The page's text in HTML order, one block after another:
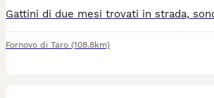
Fornovo di Taro (108.8km)